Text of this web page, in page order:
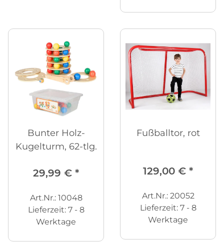
Bunter Holz-
Kugelturm, 62-tlg.
29,99 € *
Art.Nr.: 10048
Lieferzeit: 7 - 8
Werktage
Fußballtor, rot
129,00 € *
Art.Nr.: 20052
Lieferzeit: 7 - 8
Werktage